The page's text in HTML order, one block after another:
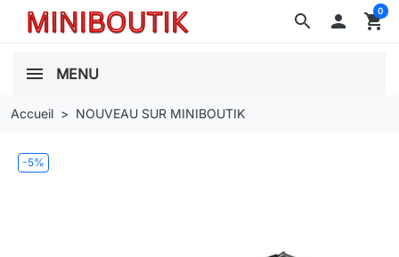
search  shopping_cart
0
MENU
Accueil NOUVEAU SUR MINIBOUTIK
-5%